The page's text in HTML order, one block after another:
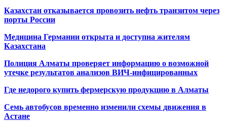
Казахстан отказывается провозить нефть транзитом через
порты России
Медицина Германии открыта и доступна жителям
Казахстана
Полиция Алматы проверяет информацию о возможной
утечке результатов анализов ВИЧ-инфицированных
Где недорого купить фермерскую продукцию в Алматы
Семь автобусов временно изменили схемы движения в
Астане